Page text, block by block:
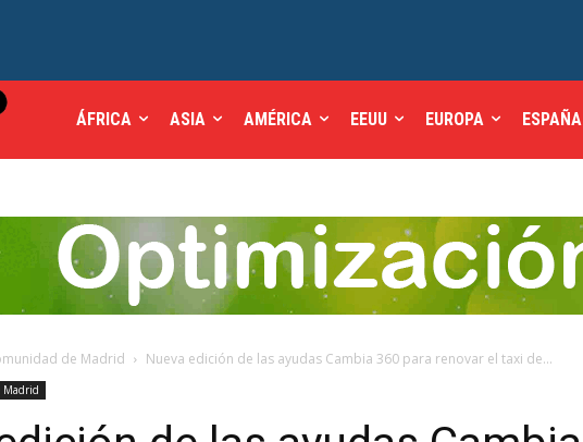
ÁFRICA ASIA AMÉRICA EEUU EUROPA ESPAÑA
de Madrid Nueva edición de las ayudas Cambia 360 para renovar el taxi de...
Madrid